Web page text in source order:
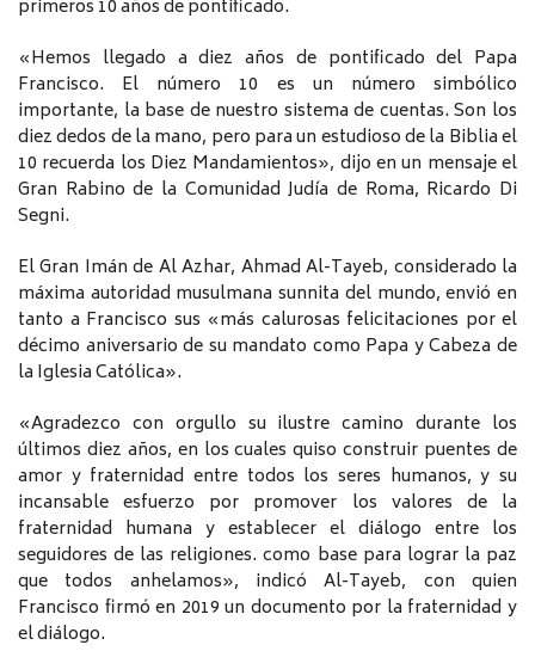
primeros 10 años de pontificado.
«Hemos llegado a diez años de pontificado del Papa
Francisco. El número 10 es un número simbólico
importante, la base de nuestro sistema de cuentas. Son los
diez dedos de la mano, pero para un estudioso de la Biblia el
10 recuerda los Diez Mandamientos», dijo en un mensaje el
Gran Rabino de la Comunidad Judía de Roma, Ricardo Di
Segni.
El Gran Imán de Al Azhar, Ahmad Al-Tayeb, considerado la
máxima autoridad musulmana sunnita del mundo, envió en
tanto a Francisco sus «más calurosas felicitaciones por el
décimo aniversario de su mandato como Papa y Cabeza de
la Iglesia Católica».
«Agradezco con orgullo su ilustre camino durante los
últimos diez años, en los cuales quiso construir puentes de
amor y fraternidad entre todos los seres humanos, y su
incansable esfuerzo por promover los valores de la
fraternidad humana y establecer el diálogo entre los
seguidores de las religiones. como base para lograr la paz
que todos anhelamos», indicó Al-Tayeb, con quien
Francisco firmó en 2019 un documento por la fraternidad y
el diálogo.